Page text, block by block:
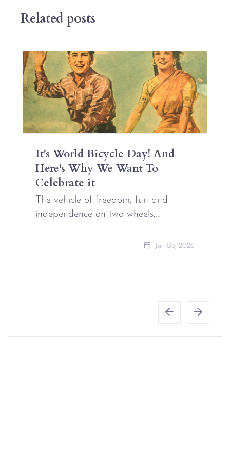
Related posts
It's World Bicycle Day! And
Here's Why We Want To
Celebrate it
The vehicle of freedom, fun and
independence on two wheels,…
Jun 03, 2026